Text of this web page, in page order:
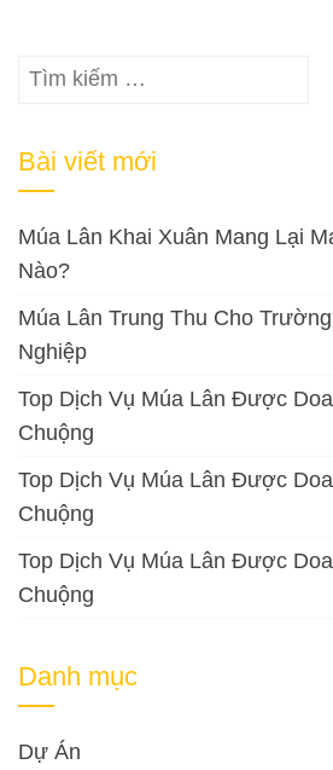
Tìm
Bài viết mới
Múa Lân Khai Xuân Mang Lại
Nào?
Múa Lân Trung Thu Cho
Nghiệp
Top Dịch Vụ Múa Lân Được
Chuộng
Top Dịch Vụ Múa Lân Được
Chuộng
Top Dịch Vụ Múa Lân Được
Chuộng
Danh mục
Dự Án